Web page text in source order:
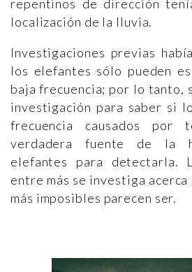
repentinos de dirección
localización de la lluvia.
Investigaciones previas
los elefantes sólo pueden
baja frecuencia; por lo tanto,
investigación para saber si
frecuencia causados por
verdadera fuente de la
elefantes para detectarla.
entre más se investiga
más imposibles parecen ser.